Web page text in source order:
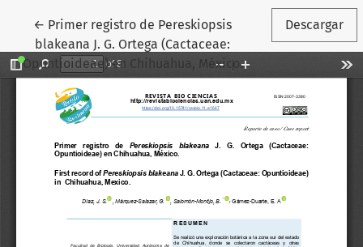
← Volver a los detalles del artículo
Primer registro de Pereskiopsis
blakeana J. G. Ortega (Cactaceae:
Opuntioideae) en Chihuahua, México.
Descargar